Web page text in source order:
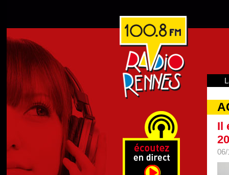
Il
06/